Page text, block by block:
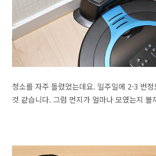
청소를 자주 돌렸었는데요. 일주일에 2-3 번
것 같습니다. 그럼 먼지가 얼마나 모였는지 볼